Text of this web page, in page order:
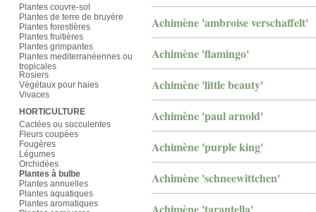
Plantes couvre-sol
Plantes de terre de bruyère
Plantes forestières
Plantes fruitières
Plantes grimpantes
Plantes mediterranéennes ou
tropicales
Rosiers
Végétaux pour haies
Vivaces
HORTICULTURE
Cactées ou succulentes
Fleurs coupées
Fougères
Légumes
Orchidées
Plantes à bulbe
Plantes annuelles
Plantes aquatiques
Plantes aromatiques
Achimène 'ambroise verschaffelt'
Achimène 'flamingo'
Achimène 'little beauty'
Achimène 'paul arnold'
Achimène 'purple king'
Achimène 'schneewittchen'